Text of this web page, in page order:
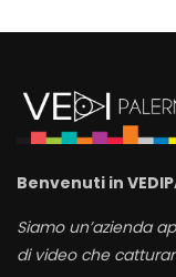
Benvenuti in
Siamo un’azienda
di video che